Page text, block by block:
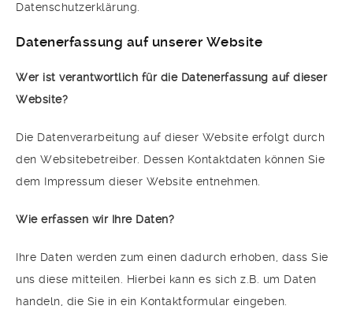
Datenschutzerklärung.
Datenerfassung auf unserer Website
Wer ist verantwortlich für die Datenerfassung auf dieser
Website?
Die Datenverarbeitung auf dieser Website erfolgt durch
den Websitebetreiber. Dessen Kontaktdaten können Sie
dem Impressum dieser Website entnehmen.
Wie erfassen wir Ihre Daten?
Ihre Daten werden zum einen dadurch erhoben, dass Sie
uns diese mitteilen. Hierbei kann es sich z.B. um Daten
handeln, die Sie in ein Kontaktformular eingeben.